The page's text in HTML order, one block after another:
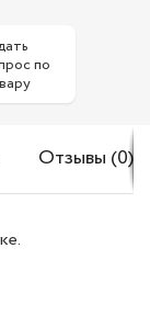
по
Отзывы (0)